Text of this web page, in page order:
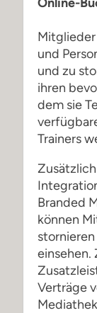
und
und zu
ihren
dem sie
Trainers
Branded
können
einsehen.
Verträge